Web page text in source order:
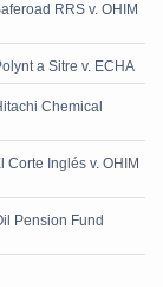
RRS v. OHIM
a Sitre v. ECHA
Chemical
Inglés v. OHIM
Pension Fund